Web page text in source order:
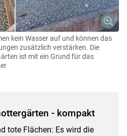
kein Wasser auf und können das
zusätzlich verstärken. Die
ist mit ein Grund für das
- kompakt
tote Flächen: Es wird die